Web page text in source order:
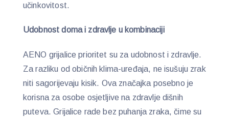
učinkovitost.
Udobnost doma i zdravlje u kombinaciji
AENO grijalice prioritet su za udobnost i zdravlje.
Za razliku od običnih klima-uređaja, ne isušuju zrak
niti sagorijevaju kisik. Ova značajka posebno je
korisna za osobe osjetljive na zdravlje dišnih
puteva. Grijalice rade bez puhanja zraka, čime su